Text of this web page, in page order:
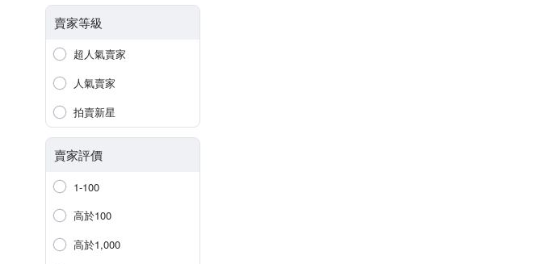
賣家等級
超人氣賣家
人氣賣家
拍賣新星
賣家評價
1-100
高於100
高於1,000